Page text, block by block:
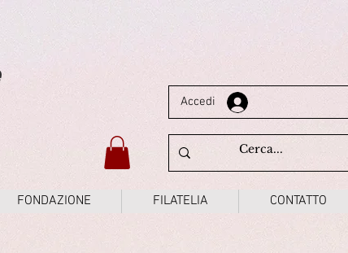
Accedi
FONDAZIONE FILATELIA CONTATTO